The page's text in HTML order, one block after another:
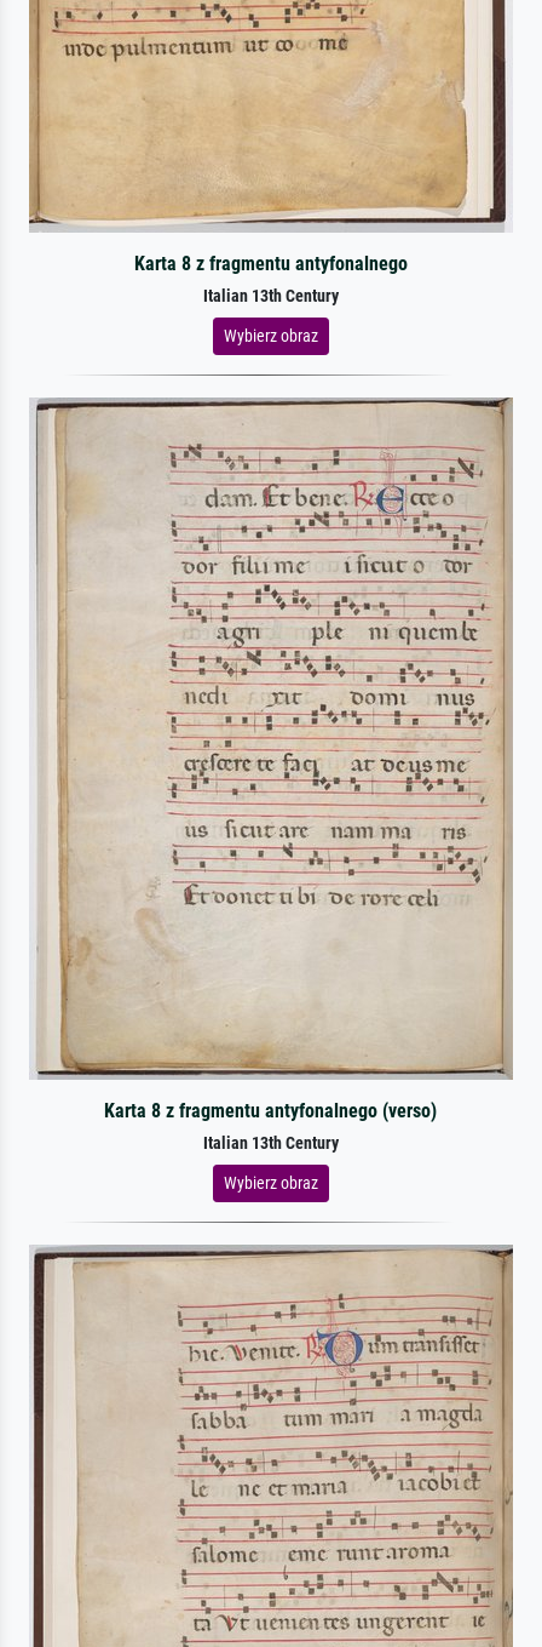
Karta 8 z fragmentu antyfonalnego
Italian 13th Century
Wybierz obraz
Karta 8 z fragmentu antyfonalnego (verso)
Italian 13th Century
Wybierz obraz